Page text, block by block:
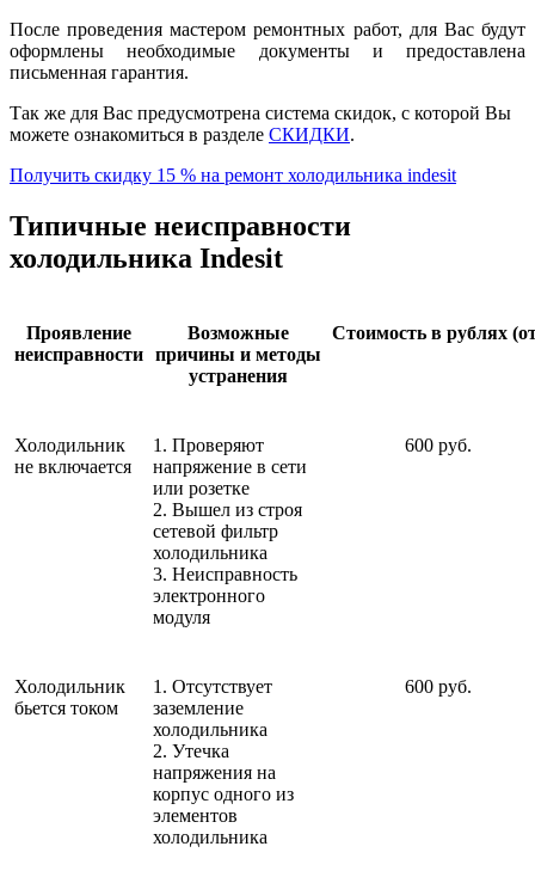
После проведения мастером ремонтных работ, для Вас будут
оформлены необходимые документы и предоставлена
письменная гарантия.
Так же для Вас предусмотрена система скидок, с которой Вы
можете ознакомиться в разделе СКИДКИ.
Получить скидку 15 % на ремонт холодильника indesit
Типичные неисправности
холодильника Indesit
Проявление
неисправности
Возможные
причины и методы
устранения
Стоимость в рублях
Холодильник
не включается
1. Проверяют
напряжение в сети
или розетке
2. Вышел из строя
сетевой фильтр
холодильника
3. Неисправность
электронного
модуля
600 руб.
Холодильник
бьется током
1. Отсутствует
заземление
холодильника
2. Утечка
напряжения на
корпус одного из
элементов
холодильника
600 руб.